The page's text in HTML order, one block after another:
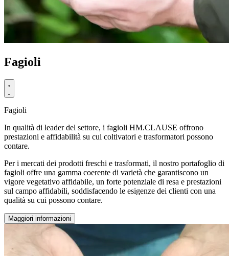
Fagioli
Fagioli
In qualità di leader del settore, i fagioli HM.CLAUSE offrono
prestazioni e affidabilità su cui coltivatori e trasformatori possono
contare.
Per i mercati dei prodotti freschi e trasformati, il nostro portafoglio di
fagioli offre una gamma coerente di varietà che garantiscono un
vigore vegetativo affidabile, un forte potenziale di resa e prestazioni
sul campo affidabili, soddisfacendo le esigenze dei clienti con una
qualità su cui possono contare.
Maggiori informazioni